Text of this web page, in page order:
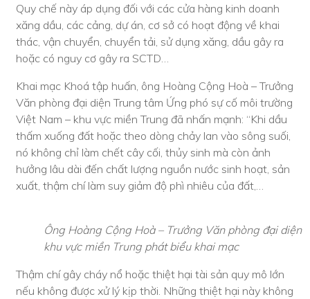
Quy chế này áp dụng đối với các cửa hàng kinh doanh
xăng dầu, các cảng, dự án, cơ sở có hoạt động về khai
thác, vận chuyển, chuyển tải, sử dụng xăng, dầu gây ra
hoặc có nguy cơ gây ra SCTD…
Khai mạc Khoá tập huấn, ông Hoàng Cộng Hoà – Trưởng
Văn phòng đại diện Trung tâm Ứng phó sự cố môi trường
Việt Nam – khu vực miền Trung đã nhấn mạnh: “Khi dầu
thấm xuống đất hoặc theo dòng chảy lan vào sông suối,
nó không chỉ làm chết cây cối, thủy sinh mà còn ảnh
hưởng lâu dài đến chất lượng nguồn nước sinh hoạt, sản
xuất, thậm chí làm suy giảm độ phì nhiêu của đất,…
Ông Hoàng Cộng Hoà – Trưởng Văn phòng đại diện
khu vực miền Trung phát biểu khai mạc
Thậm chí gây cháy nổ hoặc thiệt hại tài sản quy mô lớn
nếu không được xử lý kịp thời. Những thiệt hại này không